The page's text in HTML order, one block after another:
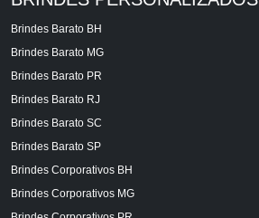
Brindes Barato BH
Brindes Barato MG
Brindes Barato PR
Brindes Barato RJ
Brindes Barato SC
Brindes Barato SP
Brindes Corporativos BH
Brindes Corporativos MG